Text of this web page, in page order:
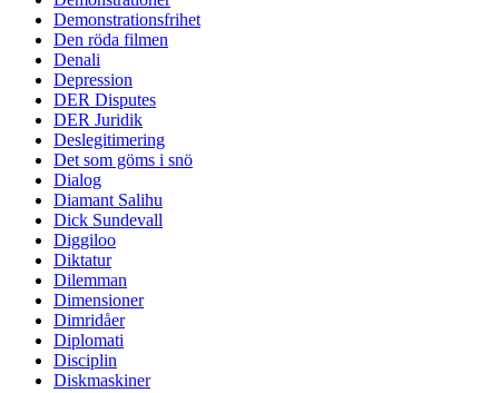
Demonstrationsfrihet
Den röda filmen
Denali
Depression
DER Disputes
DER Juridik
Deslegitimering
Det som göms i snö
Dialog
Diamant Salihu
Dick Sundevall
Diggiloo
Diktatur
Dilemman
Dimensioner
Dimridåer
Diplomati
Disciplin
Diskmaskiner